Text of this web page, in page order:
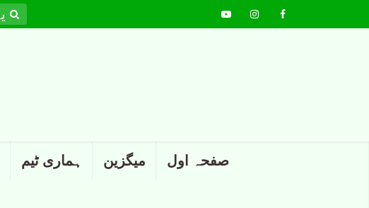
صفحہ اول میگزین ہماری ٹیم